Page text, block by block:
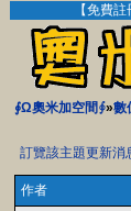
【免費註
∮Ω奧米加空間∮»數
訂覽該主題更新消
作者